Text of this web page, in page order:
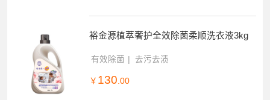
裕金源植萃奢护全效除菌柔顺洗衣液3kg
有效除菌 去污去渍
￥ 130.00